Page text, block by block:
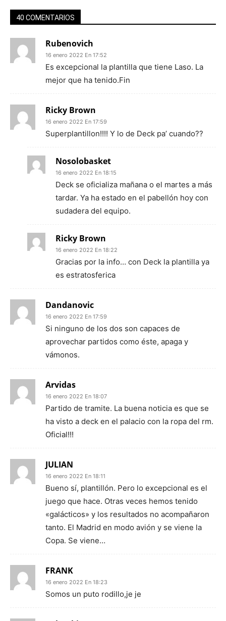
40 COMENTARIOS
Rubenovich
16 enero 2022 En 17:52
Es excepcional la plantilla que tiene Laso. La
mejor que ha tenido.Fin
Ricky Brown
16 enero 2022 En 17:59
Superplantillon!!!! Y lo de Deck pa’ cuando??
Nosolobasket
16 enero 2022 En 18:15
Deck se oficializa mañana o el martes a más
tardar. Ya ha estado en el pabellón hoy con
sudadera del equipo.
Ricky Brown
16 enero 2022 En 18:22
Gracias por la info… con Deck la plantilla ya
es estratosferica
Dandanovic
16 enero 2022 En 17:59
Si ninguno de los dos son capaces de
aprovechar partidos como éste, apaga y
vámonos.
Arvidas
16 enero 2022 En 18:07
Partido de tramite. La buena noticia es que se
ha visto a deck en el palacio con la ropa del rm.
Oficial!!!
JULIAN
16 enero 2022 En 18:11
Bueno sí, plantillón. Pero lo excepcional es el
juego que hace. Otras veces hemos tenido
«galácticos» y los resultados no acompañaron
tanto. El Madrid en modo avión y se viene la
Copa. Se viene…
FRANK
16 enero 2022 En 18:23
Somos un puto rodillo,je je